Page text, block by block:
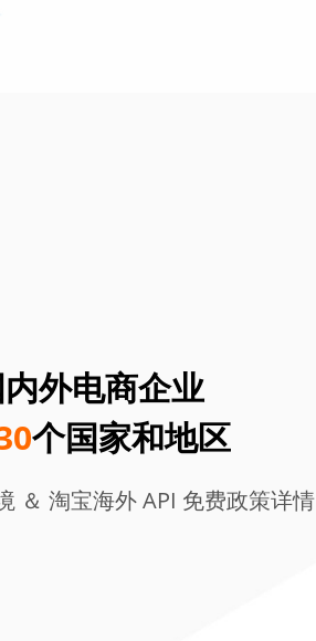
外电商企业
个国家和地区
＆ 淘宝海外 API 免费政策详情